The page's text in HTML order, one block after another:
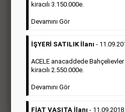
Sarı sayfa ilanlar alım- satım,
ifade edilebilen ilanlardır.
oluştururlar.Sabah sarı sayfa
sayısı şartı
kiracılı 3.150.000e.
Devamını Gör
İŞYERİ SATILIK İlanı -
ACELE anacaddede
kiracılı 2.550.000e.
Devamını Gör
FİAT VASITA İlanı - 11.09.2018